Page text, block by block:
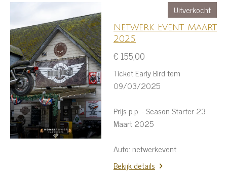
Uitverkocht
Netwerk Event Maart
2025
€ 155,00
Ticket Early Bird tem
09/03/2025
Prijs p.p. - Season Starter 23
Maart 2025
Auto: netwerkevent
Bekijk details